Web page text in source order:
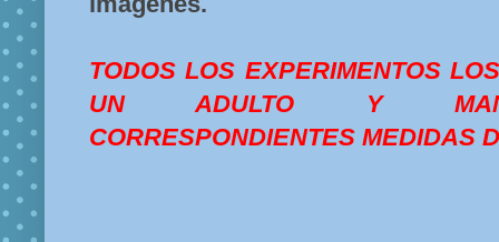
TODOS LOS EXPERIMENTOS
UN ADULTO Y
CORRESPONDIENTES MEDIDAS